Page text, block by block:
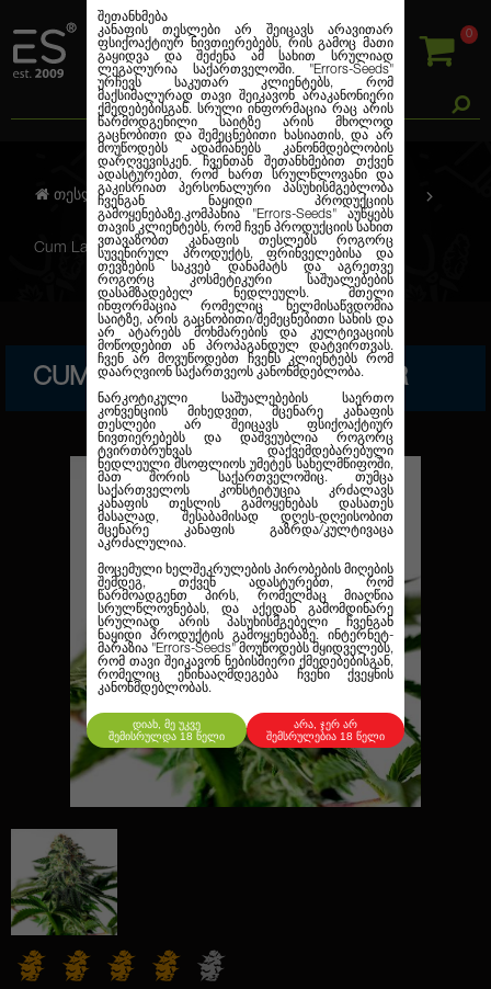
0
შეთანხმება
კანაფის თესლები არ შეიცავს არავითარ
ფსიქოაქტიურ ნივთიერებებს, რის გამოც მათი
გაყიდვა და შეძენა ამ სახით სრულიად
ლეგალურია საქართველოში. "Errors-Seeds"
ურჩევს საკუთარ კლიენტებს, რომ
მაქსიმალურად თავი შეიკავონ არაკანონიერი
ქმედებებისგან. სრული ინფორმაცია რაც არის
წარმოდგენილი საიტზე არის მხოლოდ
გაცნობითი და შემეცნებითი ხასიათის, და არ
მოუწოდებს ადამიანებს კანონმდებლობის
დარღვევისკენ. ჩვენთან შეთანხმებით თქვენ
ადასტურებთ, რომ ხართ სრულწლოვანი და
გაკისრიათ პერსონალური პასუხისმგებლობა
ჩვენგან ნაყიდი პროდუქციის
გამოყენებაზე.კომპანია
"Errors-Seeds" აუწყებს
თავის კლიენტებს, რომ ჩვენ პროდუქციის სახით
ვთავაზობთ კანაფის თესლებს როგორც
სუვენირულ პროდუქტს, ფრინველებისა და
თევზების საკვებ დანამატს და აგრეთვე
როგორც კოსმეტიკური საშუალებების
დასამზადებელ ნედლეულს. მთელი
ინფორმაცია რომელიც ხელმისაწვდომია
საიტზე, არის გაცნობითი/შემეცნებითი სახის და
არ ატარებს მოხმარების და კულტივაციის
მოწოდებით ან პროპაგანდულ დატვირთვას.
ჩვენ არ მოვუწოდებთ ჩვენს კლიენტებს რომ
დაარღვიონ საქართვეოს კანონმდებლობა.
ნარკოტიკული საშუალებების საერთო
კონვენციის მიხედვით, მცენარე კანაფის
თესლები არ შეიცავს ფსიქოაქტიურ
ნივთიერებებს და დაშვეუბლია როგორც
ტვირთბრუნვას დაქვემდებარებული
ნედლეული მსოფლიოს უმეტეს სახელმწიფოში,
მათ შორის საქართველოშიც. თუმცა
საქართველოს კონსტიტუცია კრძალავს
კანაფის თესლის გამოყენებას დასათეს
მასალად, შესაბამისად დღეს-დღეისობით
მცენარე კანაფის გაზრდა/კულტივაცა
აკრძალულია.
მოცემული ხელშეკრულების პირობების მიღების
შემდეგ, თქვენ ადასტურებთ, რომ
წარმოადგენთ პირს, რომელმაც მიაღწია
სრულწლოვნებას, და აქედან გამომდინარე
სრულიად არის პასუხისმგებელი ჩვენგან
ნაყიდი პროდუქტის გამოყენებაზე. ინტერნეტ-
მარაზია "Errors-Seeds" მოუწოდებს მყიდველებს,
რომ თავი შეიკავონ ნებისმიერი ქმედებებისგან,
რომელიც ეწინააღმდეგება ჩვენი ქვეყნის
კანონმდებლობას.
დიახ, მე უკვე
შემისრულდა 18 წელი
არა, ჯერ არ
შემსრულებია 18 წელი
თესლების კანაფი ფემინიზირებული
Cum Laude Feminised Silver
CUM LAUDE FEMINISED SILVER